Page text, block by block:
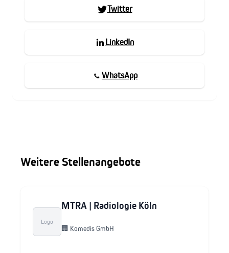
Twitter
LinkedIn
WhatsApp
Weitere Stellenangebote
Logo
MTRA | Radiologie Köln
🏢 Komedis GmbH